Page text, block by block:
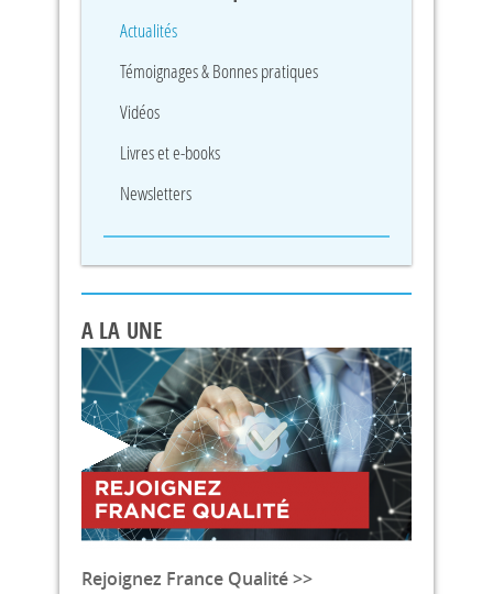
Actualités
Témoignages & Bonnes pratiques
Vidéos
Livres et e-books
Newsletters
A LA UNE
Rejoignez France Qualité >>